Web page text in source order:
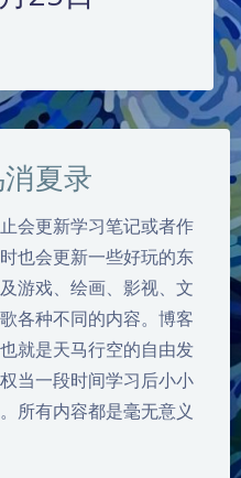
夏录
会更新学习笔记或者作
也会更新一些好玩的东
游戏、绘画、影视、文
各种不同的内容。博客
就是天马行空的自由发
当一段时间学习后小小
所有内容都是毫无意义